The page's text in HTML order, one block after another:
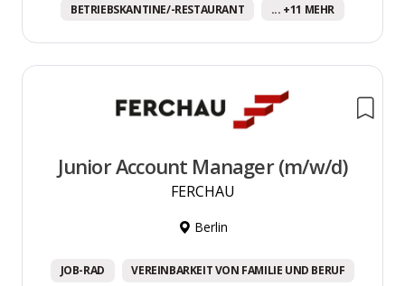
BETRIEBSKANTINE/-RESTAURANT ... +11 MEHR
Junior Account Manager (m/w/d)
FERCHAU
Berlin
JOB-RAD VEREINBARKEIT VON FAMILIE UND BERUF